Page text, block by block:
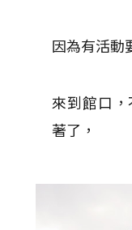
因為有活動
來到館口
著了，